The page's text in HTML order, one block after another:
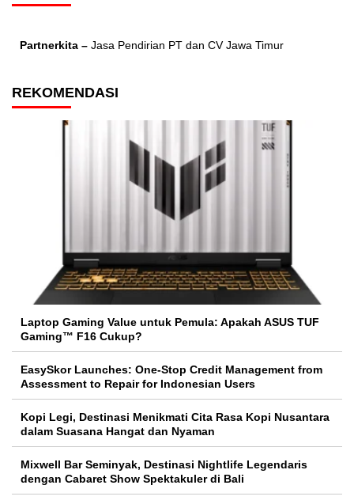
Partnerkita – Jasa Pendirian PT dan CV Jawa Timur
REKOMENDASI
Laptop Gaming Value untuk Pemula: Apakah ASUS TUF
Gaming™ F16 Cukup?
EasySkor Launches: One-Stop Credit Management from
Assessment to Repair for Indonesian Users
Kopi Legi, Destinasi Menikmati Cita Rasa Kopi Nusantara
dalam Suasana Hangat dan Nyaman
Mixwell Bar Seminyak, Destinasi Nightlife Legendaris
dengan Cabaret Show Spektakuler di Bali